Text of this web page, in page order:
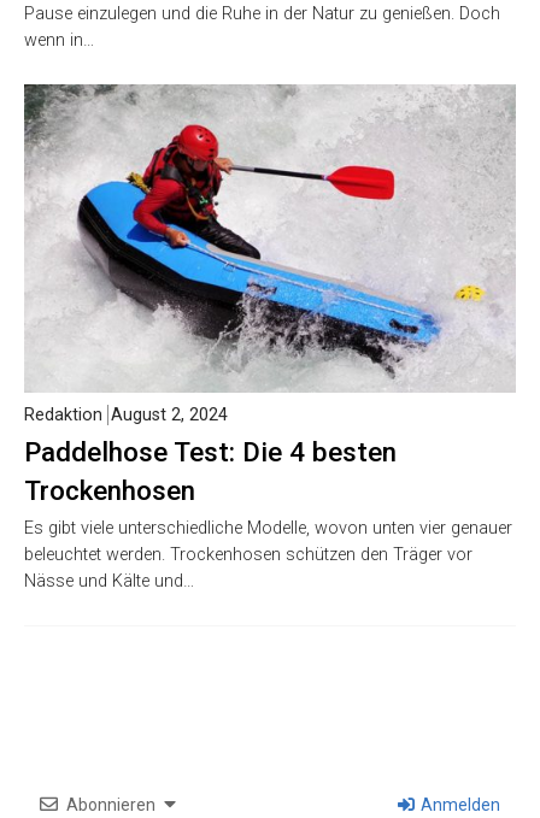
Pause einzulegen und die Ruhe in der Natur zu genießen. Doch
wenn in…
Paddelhose Test: Die 4 besten
Trockenhosen
Redaktion August 2, 2024
Es gibt viele unterschiedliche Modelle, wovon unten vier genauer
beleuchtet werden. Trockenhosen schützen den Träger vor
Nässe und Kälte und…
Abonnieren Anmelden